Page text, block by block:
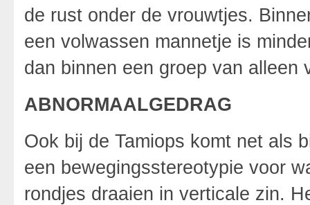
de rust onder de vrouwtjes.
een volwassen mannetje is
dan binnen een groep van alleen
ABNORMAALGEDRAG
Ook bij de Tamiops komt net als
een bewegingsstereotypie voor
rondjes draaien in verticale zin.